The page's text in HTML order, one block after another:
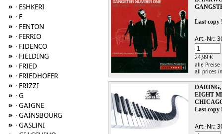
» · ESHKERI
» · F
» · FENTON
» · FERRIO
» · FIDENCO
» · FIELDING
» · FRIED
» · FRIEDHOFER
» · FRIZZI
» · G
» · GAIGNE
» · GAINSBOURG
» · GASLINI
Last copy
Art.-Nr.:
24,99 €
alle
all prices
EIGHT
Last copy
Art.-Nr.: